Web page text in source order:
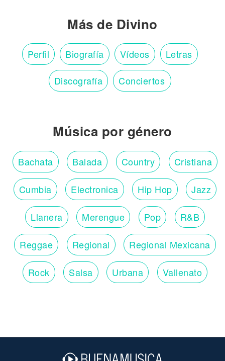
Más de Divino
Perfil Biografía Vídeos Letras
Discografía Conciertos
Música por género
Bachata Balada Country Cristiana
Cumbia Electronica Hip Hop Jazz
Llanera Merengue Pop R&B
Reggae Regional Regional Mexicana
Rock Salsa Urbana Vallenato